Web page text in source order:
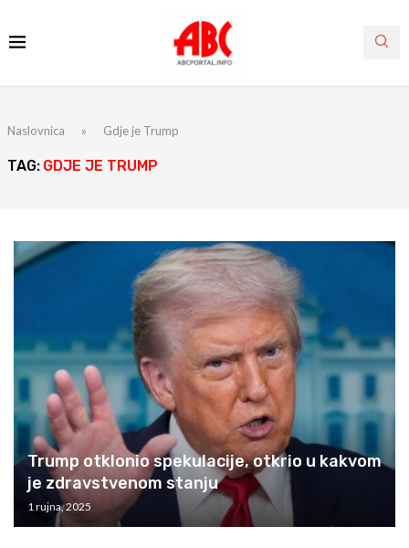
Naslovnica » Gdje je Trump
TAG: GDJE JE TRUMP
Trump otklonio spekulacije, otkrio u kakvom
je zdravstvenom stanju
1 rujna, 2025